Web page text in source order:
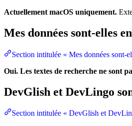
Actuellement macOS uniquement.
Mes données sont-elles
Section intitulée « Mes données sont-
Oui. Les textes de recherche ne sont
DevGlish et DevLingo
Section intitulée « DevGlish et